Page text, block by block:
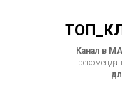
Канал в